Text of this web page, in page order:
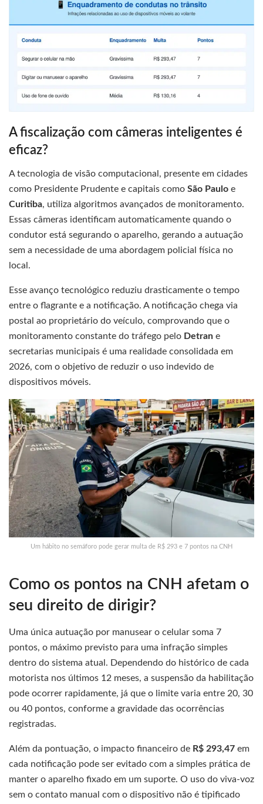
A fiscalização com câmeras inteligentes é
eficaz?
A tecnologia de visão computacional, presente em cidades
como Presidente Prudente e capitais como São Paulo e
Curitiba, utiliza algoritmos avançados de monitoramento.
Essas câmeras identificam automaticamente quando o
condutor está segurando o aparelho, gerando a autuação
sem a necessidade de uma abordagem policial física no
local.
Esse avanço tecnológico reduziu drasticamente o tempo
entre o flagrante e a notificação. A notificação chega via
postal ao proprietário do veículo, comprovando que o
monitoramento constante do tráfego pelo Detran e
secretarias municipais é uma realidade consolidada em
2026, com o objetivo de reduzir o uso indevido de
dispositivos móveis.
Um hábito no semáforo pode gerar multa de R$ 293 e 7 pontos na CNH
Como os pontos na CNH afetam o
seu direito de dirigir?
Uma única autuação por manusear o celular soma 7
pontos, o máximo previsto para uma infração simples
dentro do sistema atual. Dependendo do histórico de cada
motorista nos últimos 12 meses, a suspensão da habilitação
pode ocorrer rapidamente, já que o limite varia entre 20, 30
ou 40 pontos, conforme a gravidade das ocorrências
registradas.
Além da pontuação, o impacto financeiro de R$ 293,47 em
cada notificação pode ser evitado com a simples prática de
manter o aparelho fixado em um suporte. O uso do viva-voz
sem o contato manual com o dispositivo não é tipificado